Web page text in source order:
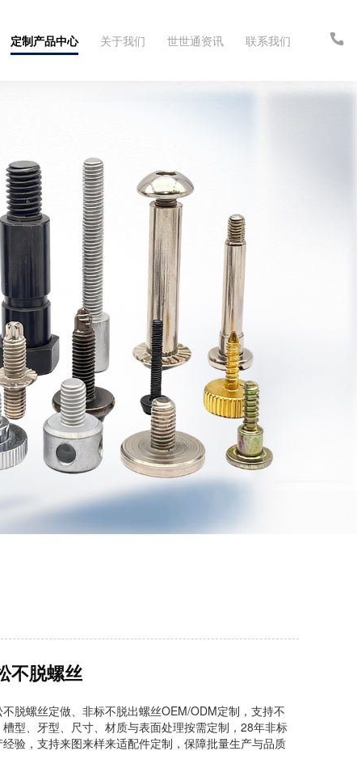
定制产品中心 关于我们 世世通资讯 联系我们
不脱螺丝
脱螺丝定做、非标不脱出螺丝OEM/ODM定制，支持不
槽型、牙型、尺寸、材质与表面处理按需定制，28年非标
验，支持来图来样来适配件定制，保障批量生产与品质